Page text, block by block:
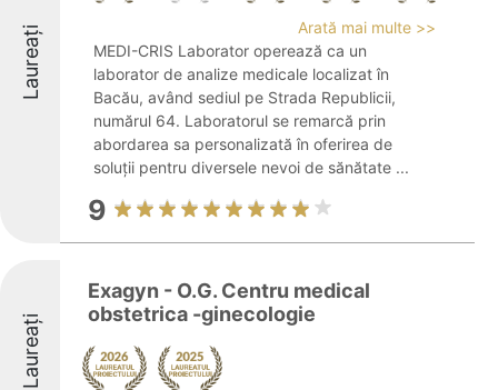
Laureați
Arată mai multe >>
MEDI-CRIS Laborator operează ca un
laborator de analize medicale localizat în
Bacău, având sediul pe Strada Republicii,
numărul 64. Laboratorul se remarcă prin
abordarea sa personalizată în oferirea de
soluții pentru diversele nevoi de sănătate ...
9
Laureați
Exagyn - O.G. Centru medical
obstetrica -ginecologie